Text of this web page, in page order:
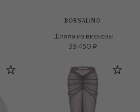
BORSALINO
Шляпа из вискозы
39 450 ₽